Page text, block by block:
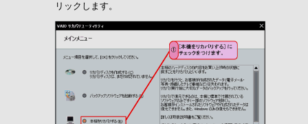
リックします。